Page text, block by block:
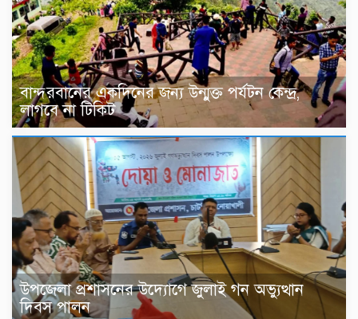
বান্দরবানের একদিনের জন্য উন্মুক্ত পর্যটন কেন্দ্র,
লাগবে না টিকিট
উপজেলা প্রশাসনের উদ্যোগে জুলাই গন অভ্যুত্থান
দিবস পালন